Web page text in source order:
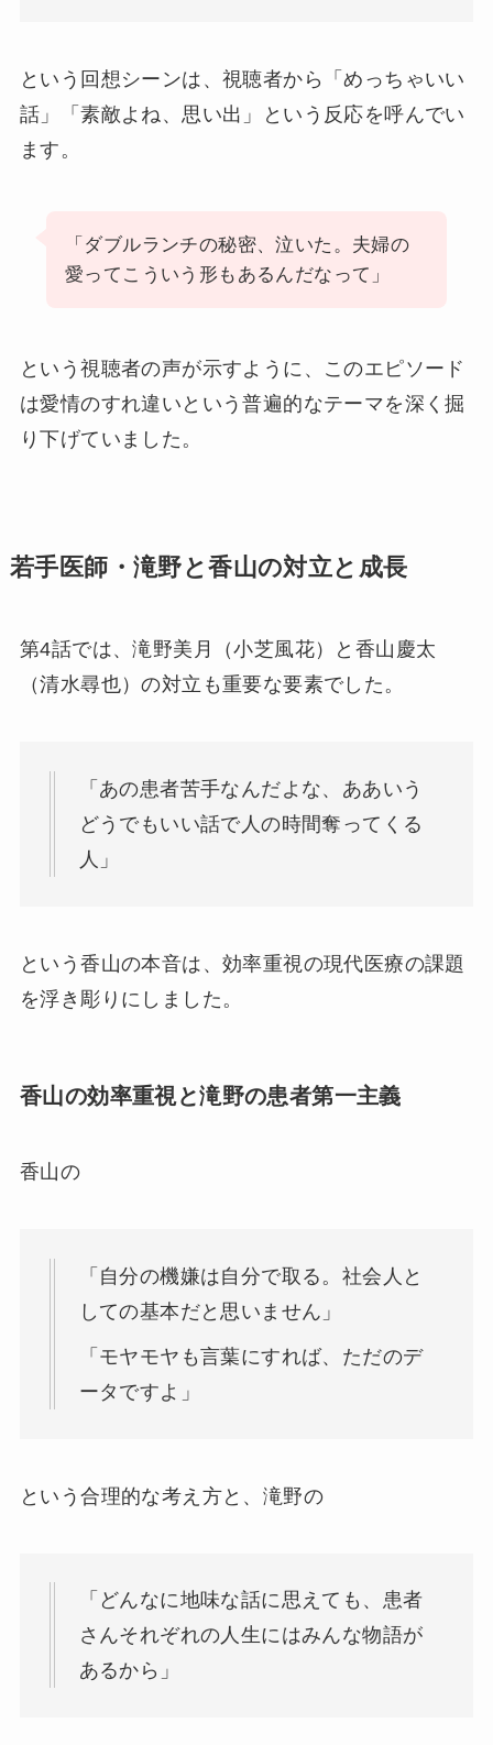
という回想シーンは、視聴者から「めっちゃいい
話」「素敵よね、思い出」という反応を呼んでい
ます。
「ダブルランチの秘密、泣いた。夫婦の
愛ってこういう形もあるんだなって」
という視聴者の声が示すように、このエピソード
は愛情のすれ違いという普遍的なテーマを深く掘
り下げていました。
若手医師・滝野と香山の対立と成長
第4話では、滝野美月（小芝風花）と香山慶太
（清水尋也）の対立も重要な要素でした。
「あの患者苦手なんだよな、ああいう
どうでもいい話で人の時間奪ってくる
人」
という香山の本音は、効率重視の現代医療の課題
を浮き彫りにしました。
香山の効率重視と滝野の患者第一主義
香山の
「自分の機嫌は自分で取る。社会人と
しての基本だと思いません」
「モヤモヤも言葉にすれば、ただのデ
ータですよ」
という合理的な考え方と、滝野の
「どんなに地味な話に思えても、患者
さんそれぞれの人生にはみんな物語が
あるから」